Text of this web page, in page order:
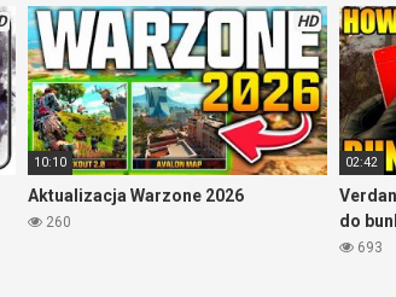
HD
10:10
Aktualizacja Warzone 2026
260
02:42
do
693